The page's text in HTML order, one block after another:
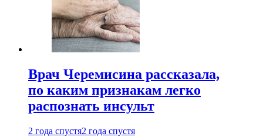
Врач Черемисина рассказала,
по каким признакам легко
распознать инсульт
2 года спустя2 года спустя